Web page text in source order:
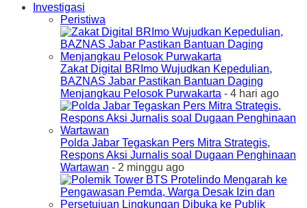
Investigasi
Peristiwa
Zakat Digital BRImo Wujudkan Kepedulian,
BAZNAS Jabar Pastikan Bantuan Daging
Menjangkau Pelosok Purwakarta - 4 hari ago
Polda Jabar Tegaskan Pers Mitra Strategis,
Respons Aksi Jurnalis soal Dugaan Penghinaan
Wartawan - 2 minggu ago